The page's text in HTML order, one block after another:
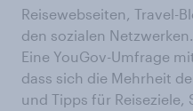
Reisewebseiten, Travel-
den sozialen Netzwerken.
Eine YouGov-Umfrage
dass sich die Mehrheit
und Tipps für